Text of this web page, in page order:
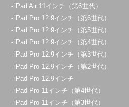
iPad Air 11インチ（第6世代）
iPad Pro 12.9インチ（第6世代）
iPad Pro 12.9インチ（第5世代）
iPad Pro 12.9インチ（第4世代）
iPad Pro 12.9インチ（第3世代）
iPad Pro 12.9インチ（第2世代）
iPad Pro 12.9インチ
iPad Pro 11インチ（第4世代）
iPad Pro 11インチ（第3世代）